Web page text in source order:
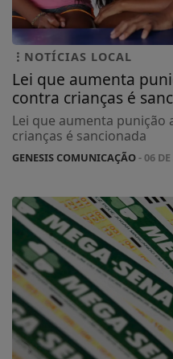
NOTÍCIAS LOCAL
Lei que aumenta
contra crianças é
Lei que aumenta
crianças é sancionada
GENESIS COMUNICAÇÃO- 06